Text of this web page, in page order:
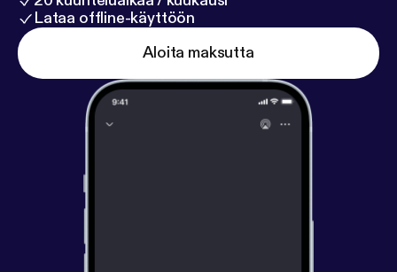
Lataa offline-käyttöön
Aloita maksutta